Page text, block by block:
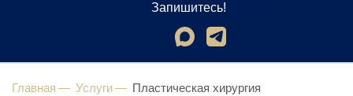
Запишитесь!
Главная Услуги Пластическая хирургия